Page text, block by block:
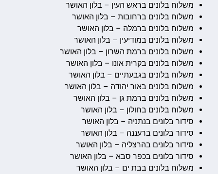
משלוח בלונים בראש העין – בלון האושר
משלוח בלונים ברחובות – בלון האושר
משלוח בלונים ברמלה – בלון האושר
משלוח בלונים במודיעין – בלון האושר
משלוח בלונים ברמת השרון – בלון האושר
משלוח בלונים בקרית אונו – בלון האושר
משלוח בלונים בגבעתיים – בלון האושר
משלוח בלונים באור יהודה – בלון האושר
משלוח בלונים ברמת גן – בלון האושר
משלוח בלונים בחולון – בלון האושר
סידור בלונים בנתניה – בלון האושר
סידור בלונים ברעננה – בלון האושר
סידור בלונים בהרצליה – בלון האושר
סידור בלונים בכפר סבא – בלון האושר
משלוח בלונים בבת ים – בלון האושר